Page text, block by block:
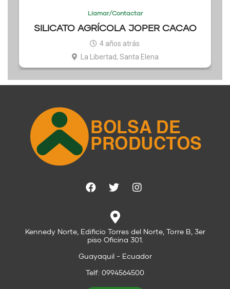
Llamar/Contactar
SILICATO AGRÍCOLA JOPER CACAO
4 años atrás
La Libertad, Santa Elena
Kennedy Norte, Edificio Torres del Norte, Torre B, 3er
piso Oficina 301.
Guayaquil - Ecuador
Telf: 0994564500